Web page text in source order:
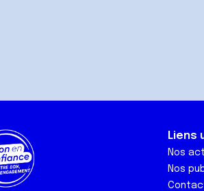
Liens
Nos
Nos